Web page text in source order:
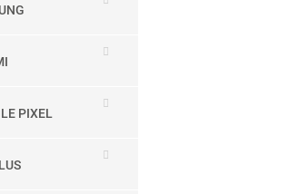
PIXEL